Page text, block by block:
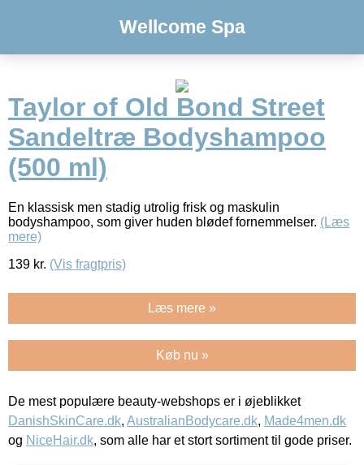
Wellcome Spa
Taylor of Old Bond Street
Sandeltræ Bodyshampoo
(500 ml)
En klassisk men stadig utrolig frisk og maskulin
bodyshampoo, som giver huden blødef fornemmelser. (Læs
mere)
139 kr. (Vis fragtpris)
Læs mere »
Køb nu »
De mest populære beauty-webshops er i øjeblikket
DanishSkinCare.dk, AustralianBodycare.dk, Made4men.dk
og NiceHair.dk, som alle har et stort sortiment til gode priser.